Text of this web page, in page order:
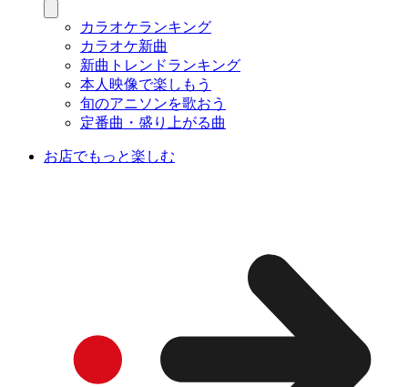
カラオケランキング
カラオケ新曲
新曲トレンドランキング
本人映像で楽しもう
旬のアニソンを歌おう
定番曲・盛り上がる曲
お店でもっと楽しむ